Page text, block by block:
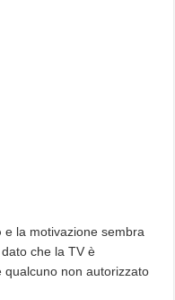
e la motivazione sembra
che la TV è
qualcuno non autorizzato